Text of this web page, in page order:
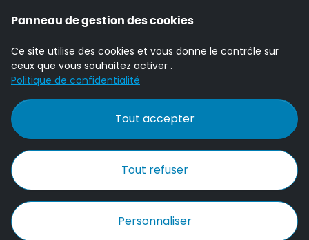
Panneau de gestion des cookies
Ce site utilise des cookies et vous donne le contrôle sur
ceux que vous souhaitez activer .
Politique de confidentialité
Tout accepter
Tout refuser
Personnaliser